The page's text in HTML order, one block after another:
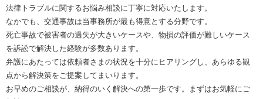
法律トラブルに関するお悩み相談に丁寧に対応いたします。
なかでも、交通事故は当事務所が最も得意とする分野です。
死亡事故で被害者の過失が大きいケースや、物損の評価が難しいケース
を訴訟で解決した経験が多数あります。
弁護にあたっては依頼者さまの状況を十分にヒアリングし、あらゆる観
点から解決策をご提案してまいります。
お早めのご相談が、納得のいく解決への第一歩です。まずはお気軽にご